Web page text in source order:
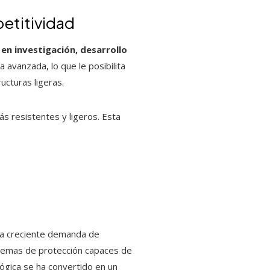
investigación, desarrollo
avanzada, lo que le posibilita
ligeras.
resistentes y ligeros. Esta
creciente demanda de
de protección capaces de
se ha convertido en un